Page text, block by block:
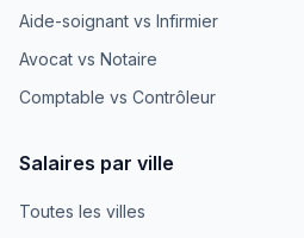
Aide-soignant vs Infirmier
Avocat vs Notaire
Comptable vs Contrôleur
Salaires par ville
Toutes les villes